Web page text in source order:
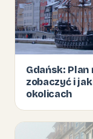
Gdańsk: Plan
zobaczyć i
okolicach